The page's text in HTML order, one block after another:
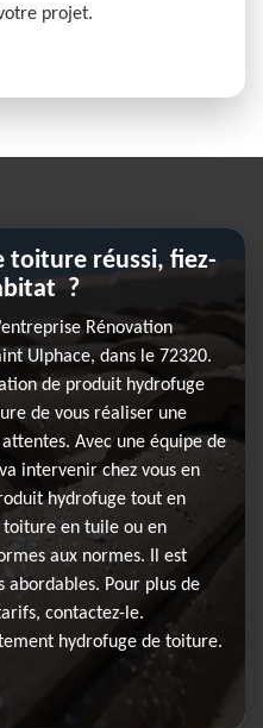
projet.
toiture réussi, fiez-
?
Rénovation
Ulphace, dans le 72320.
de produit hydrofuge
de vous réaliser une
Avec une équipe de
intervenir chez vous en
hydrofuge tout en
en tuile ou en
aux normes. Il est
abordables. Pour plus de
contactez-le.
hydrofuge de toiture.